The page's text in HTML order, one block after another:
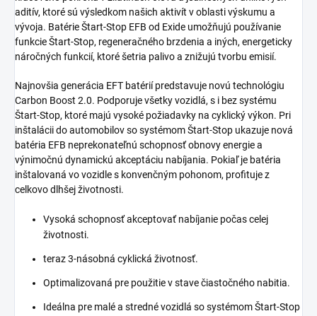
aditív, ktoré sú výsledkom našich aktivít v oblasti výskumu a
vývoja. Batérie Štart-Stop EFB od Exide umožňujú používanie
funkcie Štart-Stop, regeneračného brzdenia a iných, energeticky
náročných funkcií, ktoré šetria palivo a znižujú tvorbu emisií.
Najnovšia generácia EFT batérií predstavuje novú technológiu
Carbon Boost 2.0. Podporuje všetky vozidlá, s i bez systému
Štart-Stop, ktoré majú vysoké požiadavky na cyklický výkon. Pri
inštalácii do automobilov so systémom Štart-Stop ukazuje nová
batéria EFB neprekonateľnú schopnosť obnovy energie a
výnimočnú dynamickú akceptáciu nabíjania. Pokiaľ je batéria
inštalovaná vo vozidle s konvenčným pohonom, profituje z
celkovo dlhšej životnosti.
Vysoká schopnosť akceptovať nabíjanie počas celej
životnosti.
teraz 3-násobná cyklická životnosť.
Optimalizovaná pre použitie v stave čiastočného nabitia.
Ideálna pre malé a stredné vozidlá so systémom Štart-Stop